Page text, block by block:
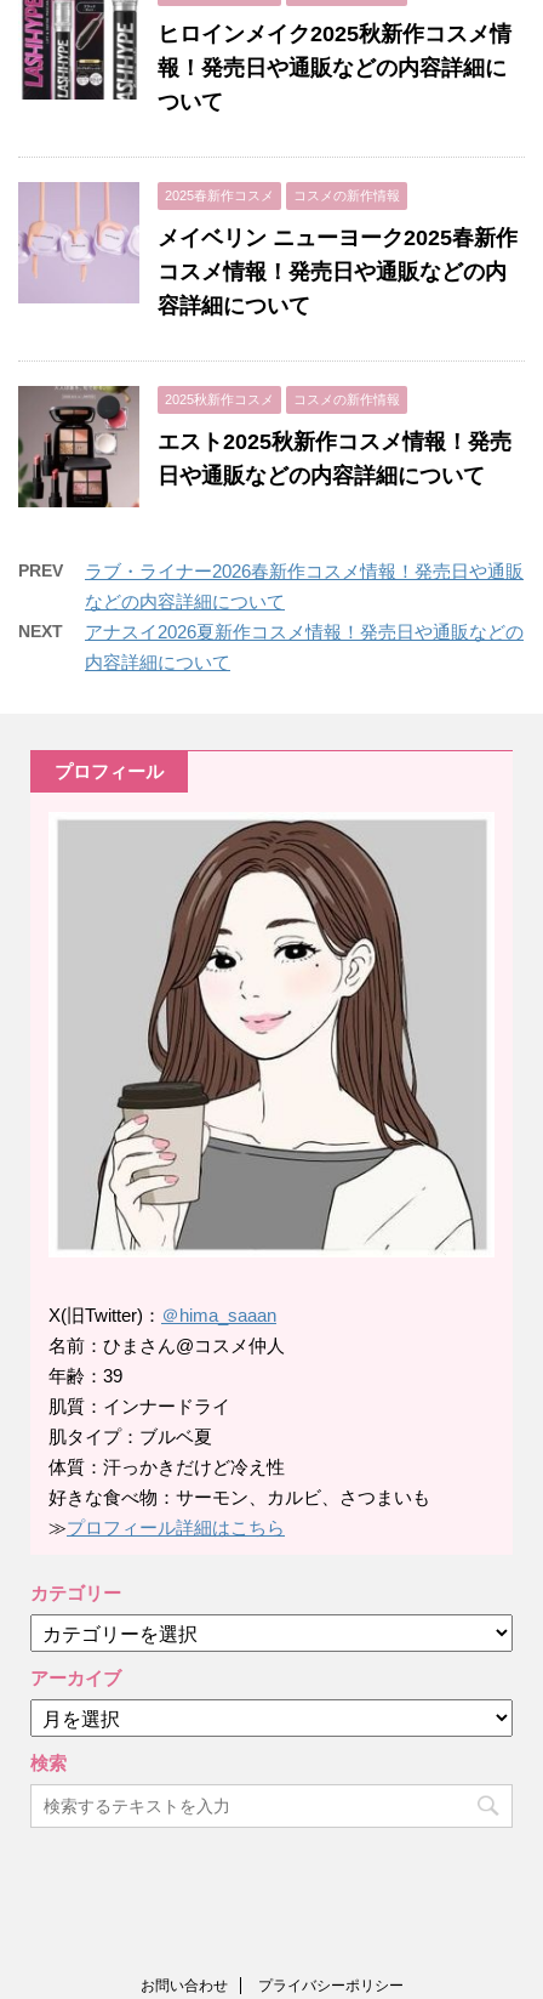
ヒロインメイク2025秋新作コスメ情
報！発売日や通販などの内容詳細に
ついて
2025春新作コスメ コスメの新作情報
メイベリン ニューヨーク2025春新作
コスメ情報！発売日や通販などの内
容詳細について
2025秋新作コスメ コスメの新作情報
エスト2025秋新作コスメ情報！発売
日や通販などの内容詳細について
PREV
ラブ・ライナー2026春新作コスメ情報！発売日や通販
などの内容詳細について
NEXT
アナスイ2026夏新作コスメ情報！発売日や通販などの
内容詳細について
プロフィール
X(旧Twitter)： ＠hima_saaan
名前：ひまさん@コスメ仲人
年齢：39
肌質：インナードライ
肌タイプ：ブルベ夏
体質：汗っかきだけど冷え性
好きな食べ物：サーモン、カルビ、さつまいも
≫プロフィール詳細はこちら
カテゴリー
テ
ゴ
リ
ー
アーカイブ
ア
ー
カ
イ
ブ
検索
お問い合わせ プライバシーポリシー